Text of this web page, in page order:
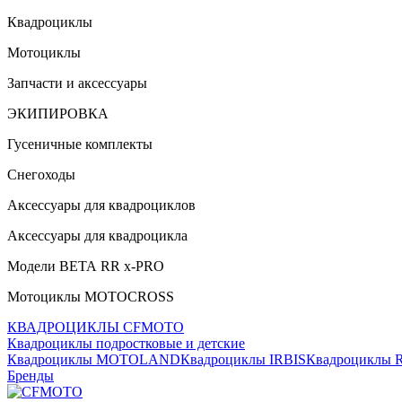
Квадроциклы
Мотоциклы
Запчасти и аксессуары
ЭКИПИРОВКА
Гусеничные комплекты
Снегоходы
Аксессуары для квадроциклов
Аксессуары для квадроцикла
Модели ВЕТА RR x-PRO
Мотоциклы MOTOCROSS
КВАДРОЦИКЛЫ CFMOTO
Квадроциклы подростковые и детские
Квадроциклы MOTOLANDКвадроциклы IRBISКвадроциклы
Бренды